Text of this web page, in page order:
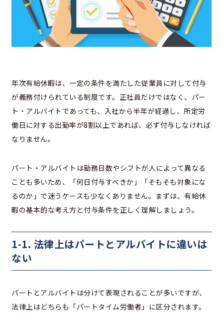
年次有給休暇は、一定の条件を満たした従業員に対して付与
が義務付けられている制度です。正社員だけではなく、パー
ト・アルバイトであっても、入社から半年が経過し、所定労
働日に対する出勤率が8割以上であれば、必ず付与しなければ
なりません。
パート・アルバイトは勤務日数やシフトが人によって異なる
ことも多いため、「何日付与すべきか」「そもそも対象にな
るのか」で迷うケースも少なくありません。まずは、有給休
暇の基本的な考え方と付与条件を正しく理解しましょう。
1-1. 法律上はパートとアルバイトに違いは
ない
パートとアルバイトは分けて表現されることが多いですが、
法律上はどちらも「パートタイム労働者」に区分されます。